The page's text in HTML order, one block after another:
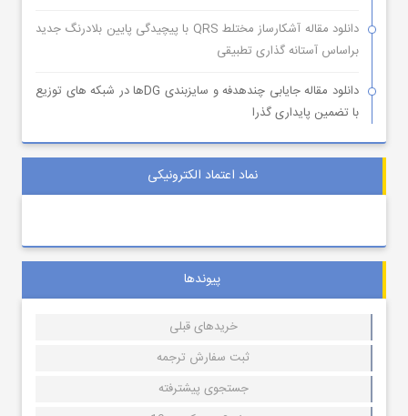
دانلود مقاله آشکارساز مختلط QRS با پیچیدگی پایین بلادرنگ جدید
براساس آستانه گذاری تطبیقی
دانلود مقاله جایابی چندهدفه و سایزبندی DGها در شبکه های توزیع
با تضمین پایداری گذرا
نماد اعتماد الکترونیکی
پیوندها
خریدهای قبلی
ثبت سفارش ترجمه
جستجوی پیشترفته